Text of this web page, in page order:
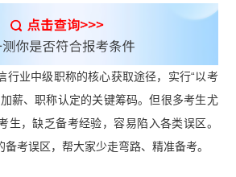
行业中级职称的核心获取途径，实行“以考
薪、职称认定的关键筹码。但很多考生尤
生，缺乏备考经验，容易陷入各类误区。
考误区，帮大家少走弯路、精准备考。